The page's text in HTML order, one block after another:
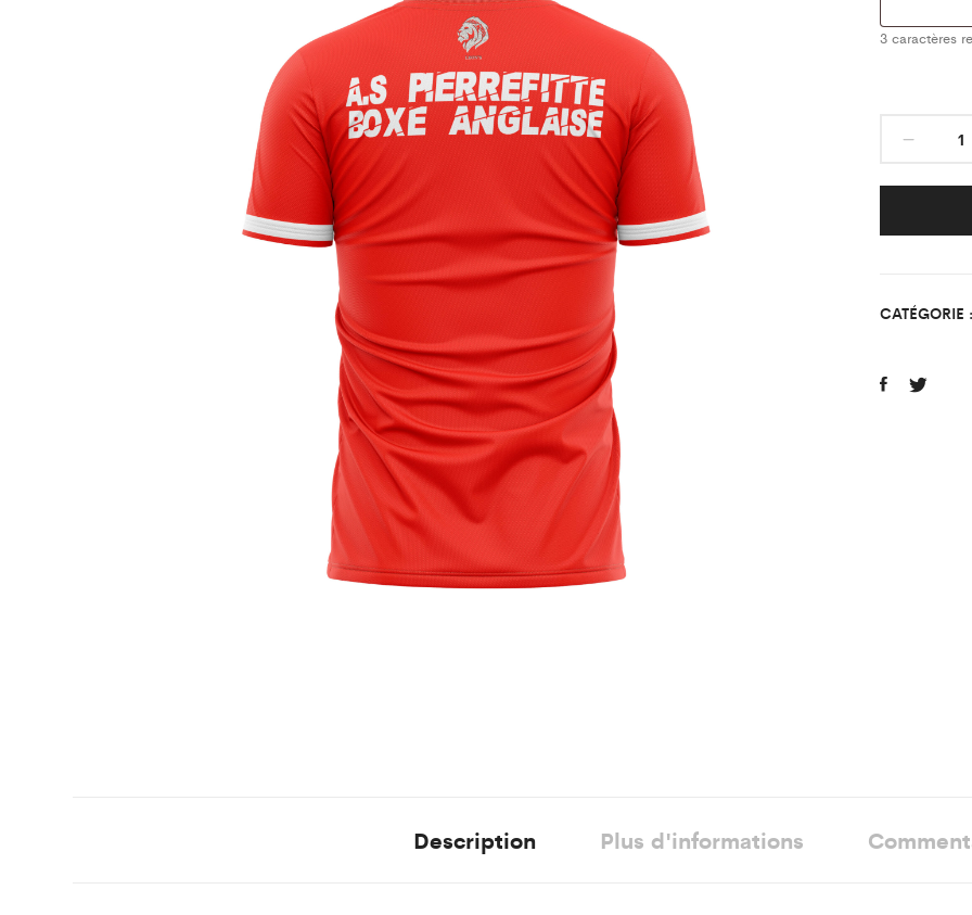
3caractères
Maillot
CATÉGORIE :
Description Plus d'informations